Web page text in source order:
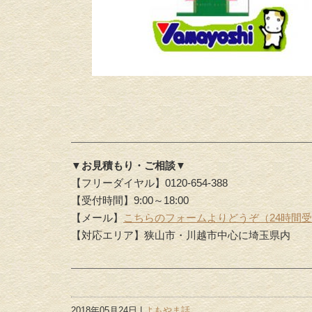
▼お見積もり・ご相談▼
【フリーダイヤル】0120-654-388
【受付時間】9:00～18:00
【メール】 こちらのフォームよりどうぞ（24時間
【対応エリア】狭山市・川越市中心に埼玉県内